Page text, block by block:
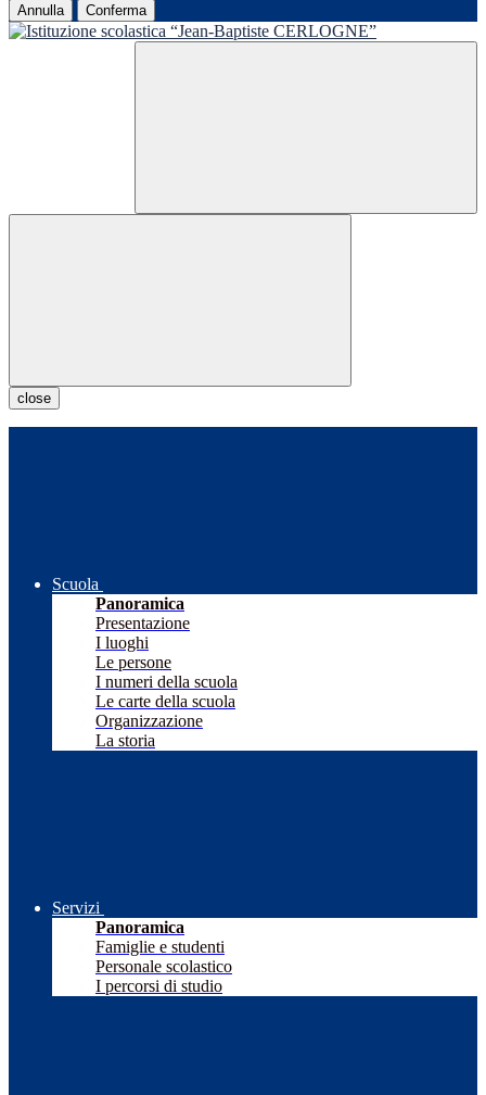
Annulla Conferma
close
Scuola
Panoramica
Presentazione
I luoghi
Le persone
I numeri della scuola
Le carte della scuola
Organizzazione
La storia
Servizi
Panoramica
Famiglie e studenti
Personale scolastico
I percorsi di studio